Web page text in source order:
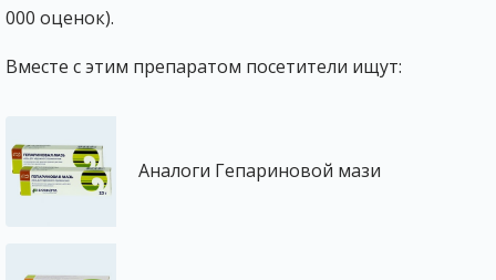
000 оценок).
Вместе с этим препаратом посетители ищут:
Аналоги Гепариновой мази